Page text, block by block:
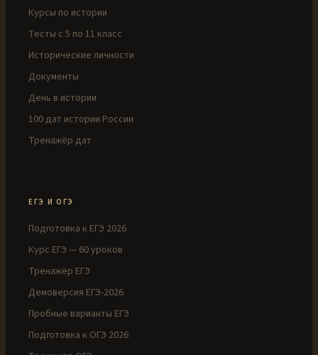
Курсы по истории
Тесты с 5 по 11 класс
Исторические личности
Документы
День в истории
100 дат истории России
Тренажёр дат
ЕГЭ И ОГЭ
Подготовка к ЕГЭ 2026
Курс ЕГЭ — 60 уроков
Тренажёр ЕГЭ
Демоверсия ЕГЭ-2026
Пробные варианты ЕГЭ
Подготовка к ОГЭ 2026